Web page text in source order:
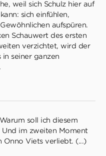
weil sich Schulz hier auf
sich einfühlen,
aufspüren.
Schauwert des ersten
verzichtet, wird der
seiner ganzen
soll ich diesem
Und im zweiten Moment
Onno Viets verliebt. (...)